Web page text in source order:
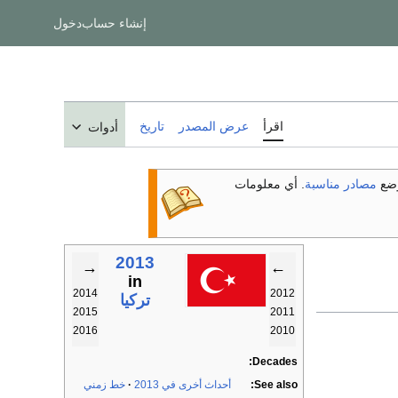
إنشاء حسابدخول
اقرأ عرض المصدر تاريخ أدوات
مصادر مناسبة . أي معلومات
←
2012
2011
2010
2013
in
تركيا
→
2014
2015
2016
Decades:
See also:
أحداث أخرى في 2013
خط زمني